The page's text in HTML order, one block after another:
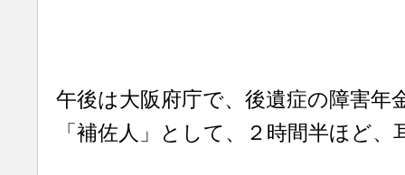
午後は大阪府庁で、後遺症の障害年
「補佐人」として、２時間半ほど